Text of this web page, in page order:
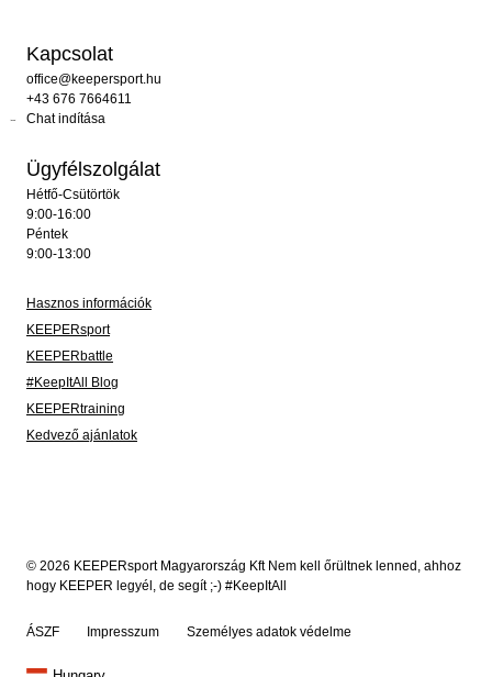
Kapcsolat
office@keepersport.hu
+43 676 7664611
Chat indítása
Ügyfélszolgálat
Hétfő-Csütörtök
9:00-16:00
Péntek
9:00-13:00
Hasznos információk
KEEPERsport
KEEPERbattle
#KeepItAll Blog
KEEPERtraining
Kedvező ajánlatok
© 2026 KEEPERsport Magyarország Kft Nem kell őrültnek lenned, ahhoz
hogy KEEPER legyél, de segít ;-) #KeepItAll
ÁSZF Impresszum Személyes adatok védelme